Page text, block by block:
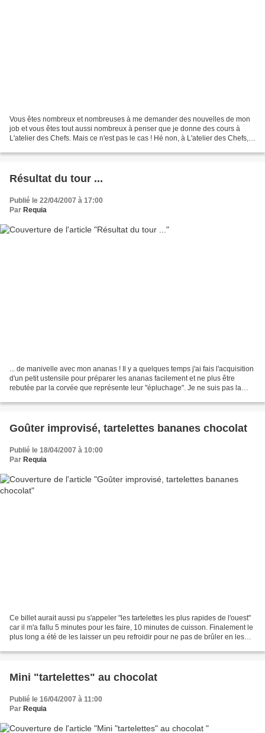
Vous êtes nombreux et nombreuses à me demander des nouvelles de mon
job et vous êtes tout aussi nombreux à penser que je donne des cours à
L'atelier des Chefs. Mais ce n'est pas le cas ! Hé non, à L'atelier des Chefs,
Résultat du tour ...
Publié le 22/04/2007 à 17:00
Par Requia
... de manivelle avec mon ananas ! Il y a quelques temps j'ai fais l'acquisition
d'un petit ustensile pour préparer les ananas facilement et ne plus être
rebutée par la corvée que représente leur "épluchage". Je ne suis pas la
Goûter improvisé, tartelettes bananes chocolat
Publié le 18/04/2007 à 10:00
Par Requia
Ce billet aurait aussi pu s'appeler "les tartelettes les plus rapides de l'ouest"
car il m'a fallu 5 minutes pour les faire, 10 minutes de cuisson. Finalement le
plus long a été de les laisser un peu refroidir pour ne pas de brûler en les
Mini "tartelettes" au chocolat
Publié le 16/04/2007 à 11:00
Par Requia